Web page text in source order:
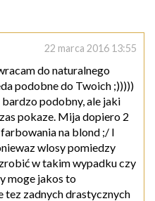
22 marca 2016 13:55
do naturalnego
podobne do Twoich ;)))))
podobny, ale jaki
pokaze. Mija dopiero 2
na blond ;/ I
wlosy pomiedzy
w takim wypadku czy
moge jakos to
tez zadnych drastycznych